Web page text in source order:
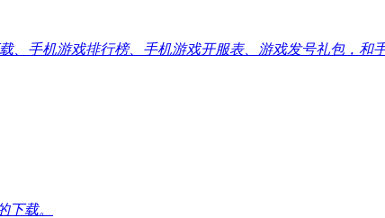
、手机游戏排行榜、手机游戏开服表、游戏发号礼包，和
载。